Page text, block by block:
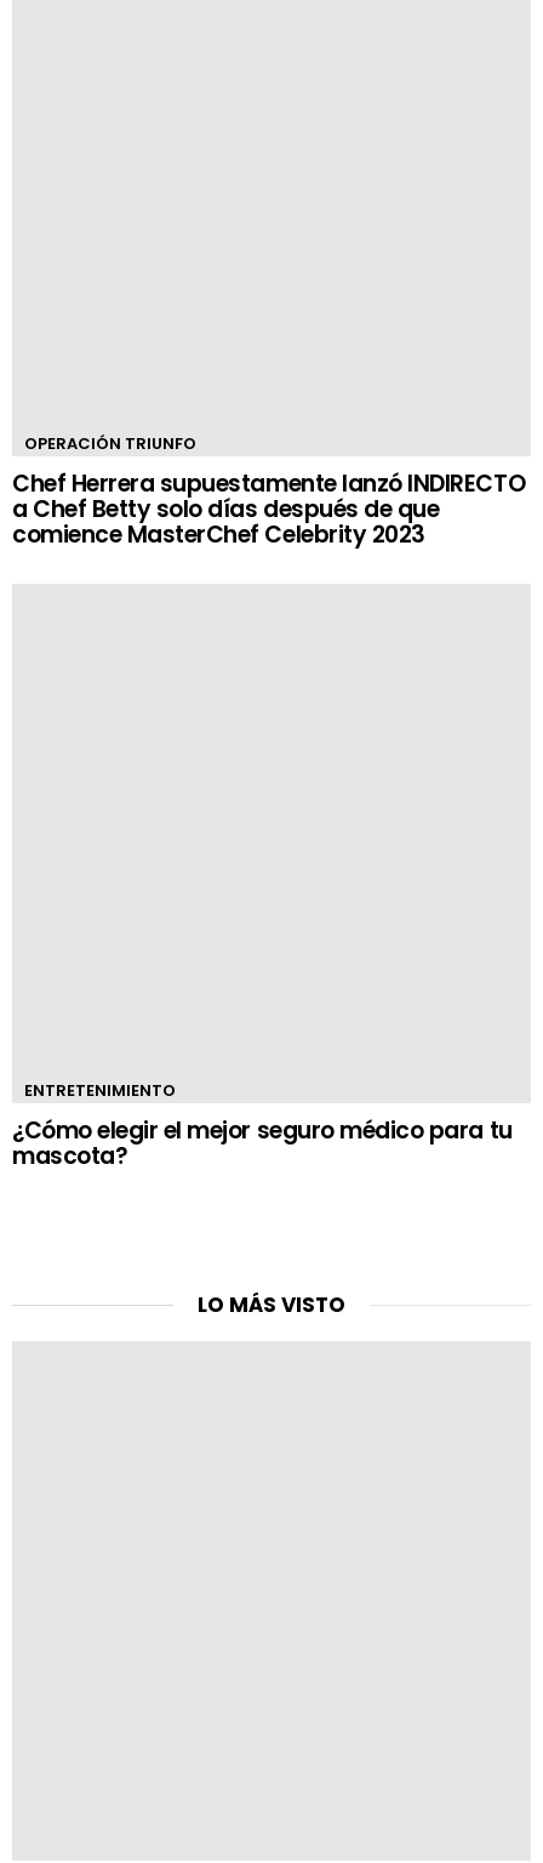
OPERACIÓN TRIUNFO
Chef Herrera supuestamente lanzó INDIRECTO
a Chef Betty solo días después de que
comience MasterChef Celebrity 2023
ENTRETENIMIENTO
¿Cómo elegir el mejor seguro médico para tu
mascota?
LO MÁS VISTO